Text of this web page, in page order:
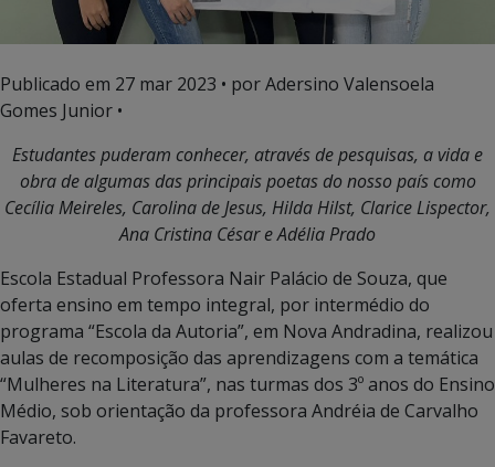
Publicado em 27 mar 2023 • por Adersino Valensoela
Gomes Junior •
Estudantes puderam conhecer, através de pesquisas, a vida e
obra de algumas das principais poetas do nosso país como
Cecília Meireles, Carolina de Jesus, Hilda Hilst, Clarice Lispector,
Ana Cristina César e Adélia Prado
Escola Estadual Professora Nair Palácio de Souza, que
oferta ensino em tempo integral, por intermédio do
programa “Escola da Autoria”, em Nova Andradina, realizou
aulas de recomposição das aprendizagens com a temática
“Mulheres na Literatura”, nas turmas dos 3º anos do Ensino
Médio, sob orientação da professora Andréia de Carvalho
Favareto.